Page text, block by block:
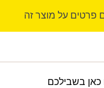
פרטים על מוצר זה
כאן בשבילכם